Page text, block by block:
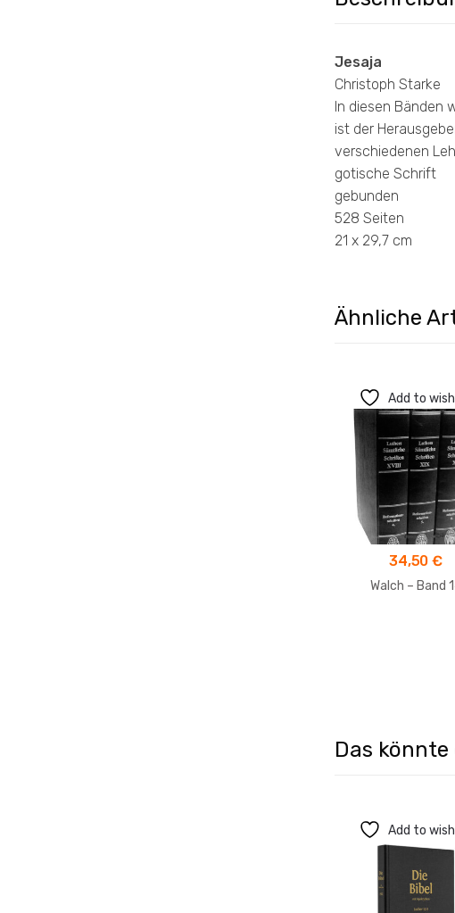
Jesaja
Christoph Starke
In diesen Bänden
ist der
verschiedenen
gotische Schrift
gebunden
528 Seiten
21 x 29,7 cm
Ähnliche
Add to
34,50€
Walch – Band
Das
Add to